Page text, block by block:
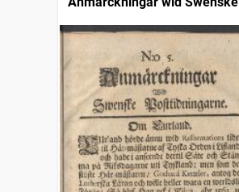
posttidningarne